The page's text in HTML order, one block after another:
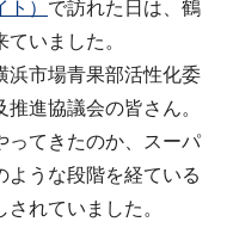
ト） で訪れた日は、鶴
いました。
浜市場青果部活性化委
進協議会の皆さん。
ってきたのか、スーパ
ような段階を経ている
れていました。